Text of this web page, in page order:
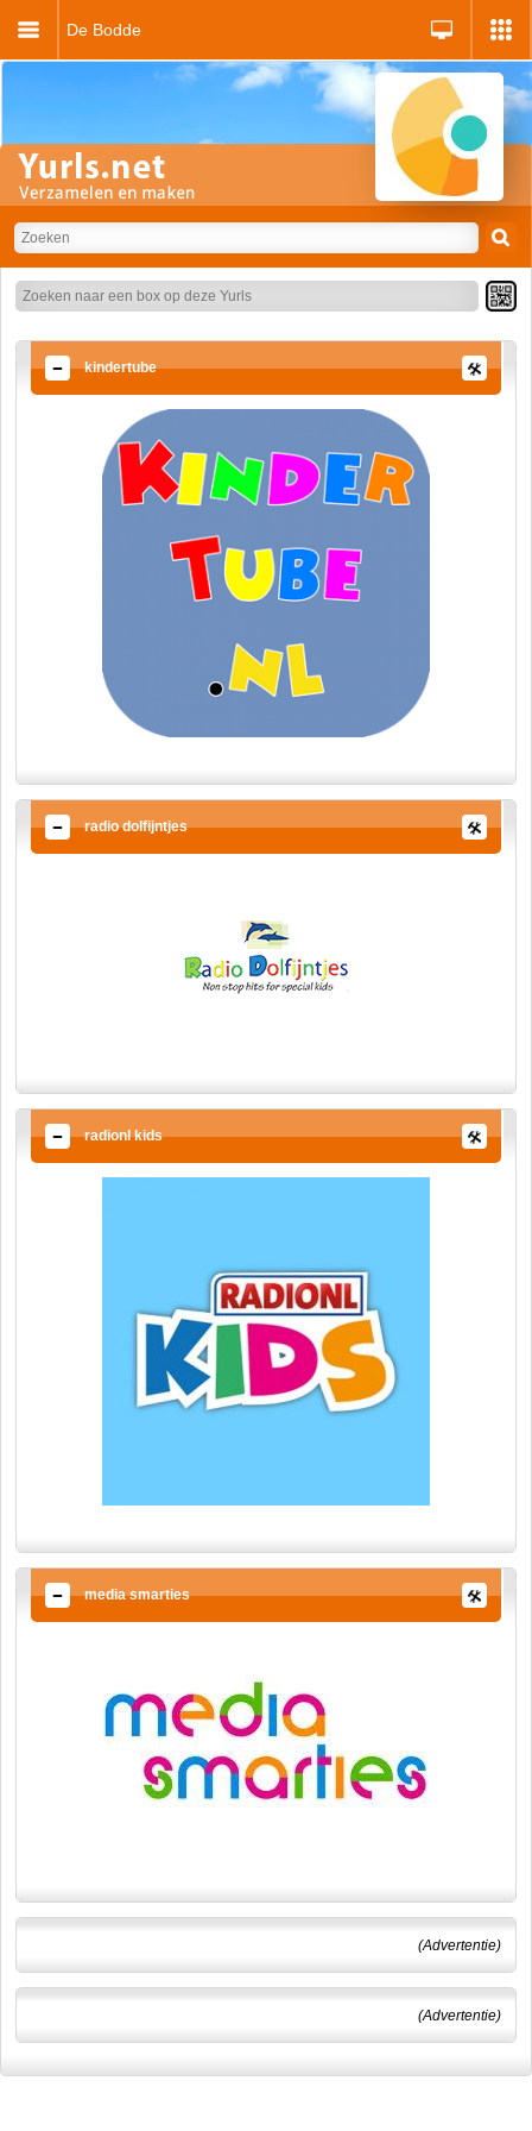
De Bodde
kindertube
radio dolfijntjes
radionl kids
media smarties
(Advertentie)
(Advertentie)